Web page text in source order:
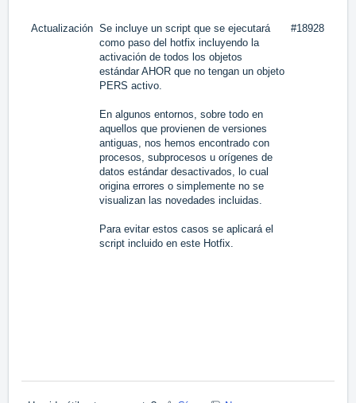
Actualización Se incluye un script que se ejecutará
como paso del hotfix incluyendo la
activación de todos los objetos
estándar AHOR que no tengan un objeto
PERS activo.
En algunos entornos, sobre todo en
aquellos que provienen de versiones
antiguas, nos hemos encontrado con
procesos, subprocesos u orígenes de
datos estándar desactivados, lo cual
origina errores o simplemente no se
visualizan las novedades incluidas.
Para evitar estos casos se aplicará el
script incluido en este Hotfix.
#18928